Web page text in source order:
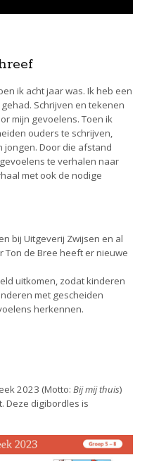
ik acht jaar was. Ik heb een
Schrijven en tekenen
mijn gevoelens. Toen ik
ouders te schrijven,
Door die afstand
te verhalen naar
met ook de nodige
bij Uitgeverij Zwijsen en al
Ton de Bree heeft er nieuwe
uitkomen, zodat kinderen
met gescheiden
herkennen.
2023 (Motto: Bij mij thuis)
Deze digibordles is